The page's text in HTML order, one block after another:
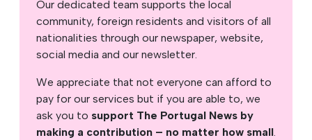
Our dedicated team supports the local
community, foreign residents and visitors of all
nationalities through our newspaper, website,
social media and our newsletter.
We appreciate that not everyone can afford to
pay for our services but if you are able to, we
ask you to support The Portugal News by
making a contribution – no matter how small.